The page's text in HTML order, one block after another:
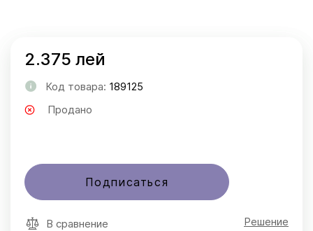
2.375 лей
Код товара: 189125
Продано
Подписаться
В сравнение Решение